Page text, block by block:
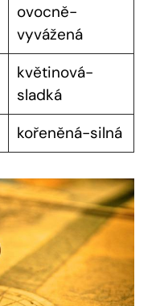
ovocně-
vyvážená
květinová-
sladká
kořeněná-silná